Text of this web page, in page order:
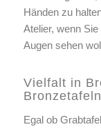
Händen zu
Atelier, wenn
Augen sehen
Vielfalt in
Egal ob